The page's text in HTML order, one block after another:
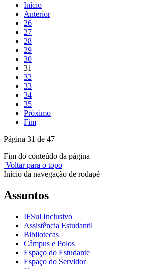
Início
Anterior
26
27
28
29
30
31
32
33
34
35
Próximo
Fim
Página 31 de 47
Fim do conteúdo da página
Voltar para o topo
Início da navegação de rodapé
Assuntos
IFSul Inclusivo
Assistência Estudantil
Bibliotecas
Câmpus e Polos
Espaço do Estudante
Espaço do Servidor